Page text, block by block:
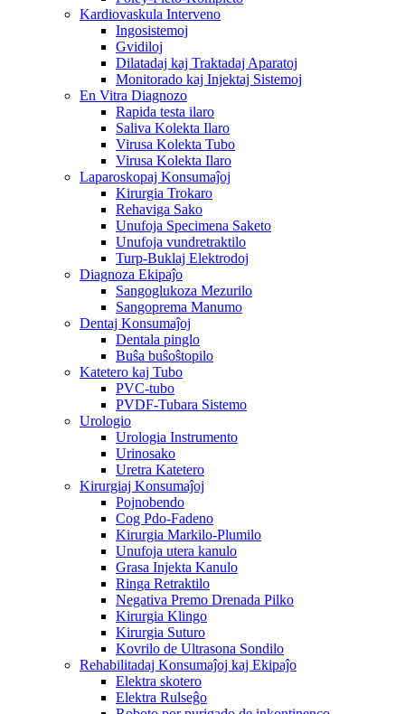
Kardiovaskula Interveno
Ingosistemoj
Gvidiloj
Dilatadaj kaj Traktadaj Aparatoj
Monitorado kaj Injektaj Sistemoj
En Vitra Diagnozo
Rapida testa ilaro
Saliva Kolekta Ilaro
Virusa Kolekta Tubo
Virusa Kolekta Ilaro
Laparoskopaj Konsumaĵoj
Kirurgia Trokaro
Rehaviga Sako
Unufoja Specimena Saketo
Unufoja vundretraktilo
Turp-Buklaj Elektrodoj
Diagnoza Ekipaĵo
Sangoglukoza Mezurilo
Sangoprema Manumo
Dentaj Konsumaĵoj
Dentala pinglo
Buŝa buŝoŝtopilo
Katetero kaj Tubo
PVC-tubo
PVDF-Tubara Sistemo
Urologio
Urologia Instrumento
Urinosako
Uretra Katetero
Kirurgiaj Konsumaĵoj
Pojnobendo
Cog Pdo-Fadeno
Kirurgia Markilo-Plumilo
Unufoja utera kanulo
Grasa Injekta Kanulo
Ringa Retraktilo
Negativa Premo Drenada Pilko
Kirurgia Klingo
Kirurgia Suturo
Kovrilo de Ultrasona Sondilo
Rehabilitadaj Konsumaĵoj kaj Ekipaĵo
Elektra skotero
Elektra Rulseĝo